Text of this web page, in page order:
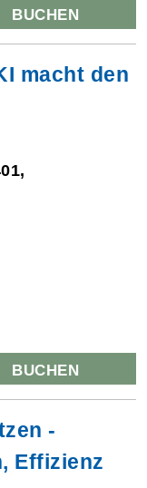
BUCHEN
macht den
BUCHEN
-
Effizienz